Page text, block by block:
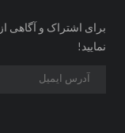
برای اشتراک و آگاهی
نمایید!